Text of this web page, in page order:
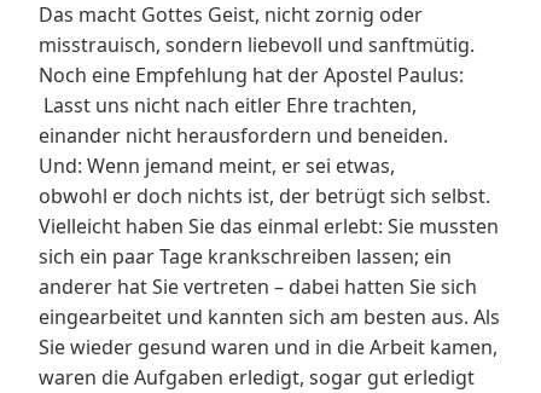
Das macht Gottes Geist, nicht zornig oder
misstrauisch, sondern liebevoll und sanftmütig.
Noch eine Empfehlung hat der Apostel Paulus:
Lasst uns nicht nach eitler Ehre trachten,
einander nicht herausfordern und beneiden.
Und: Wenn jemand meint, er sei etwas,
obwohl er doch nichts ist, der betrügt sich selbst.
Vielleicht haben Sie das einmal erlebt: Sie mussten
sich ein paar Tage krankschreiben lassen; ein
anderer hat Sie vertreten – dabei hatten Sie sich
eingearbeitet und kannten sich am besten aus. Als
Sie wieder gesund waren und in die Arbeit kamen,
waren die Aufgaben erledigt, sogar gut erledigt